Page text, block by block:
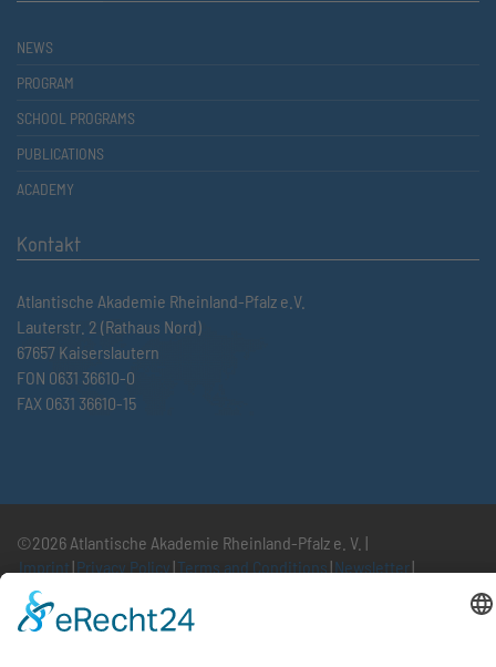
NEWS
PROGRAM
SCHOOL PROGRAMS
PUBLICATIONS
ACADEMY
Kontakt
Atlantische Akademie Rheinland-Pfalz e.V.
Lauterstr. 2 (Rathaus Nord)
67657 Kaiserslautern
FON 0631 36610-0
FAX 0631 36610-15
©2026 Atlantische Akademie Rheinland-Pfalz e. V. |
Imprint |Privacy Policy |Terms and Conditions |Newsletter|
Cookie settings